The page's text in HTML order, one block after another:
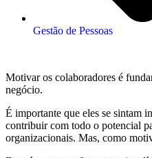
Gestão de Pessoas
Motivar os colaboradores é
negócio.
É importante que eles se sintam
contribuir com todo o potencial
organizacionais. Mas, como